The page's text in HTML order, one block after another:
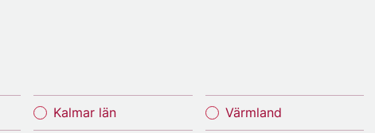
Kalmar län Värmland